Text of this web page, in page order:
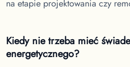
na etapie projektowania czy
Kiedy nie trzeba mieć
energetycznego?